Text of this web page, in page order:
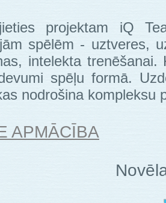
projektam iQ
spēlēm - uztveres,
intelekta
spēļu formā.
nodrošina kompleksu
APMĀCĪBA